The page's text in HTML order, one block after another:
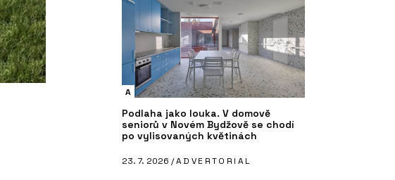
A
Podlaha jako louka. V domově
seniorů v Novém Bydžově se chodí
po vylisovaných květinách
23. 7. 2026 /ADVERTORIAL